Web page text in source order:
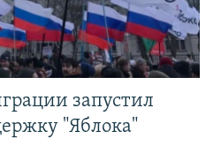
запустил
"Яблока"